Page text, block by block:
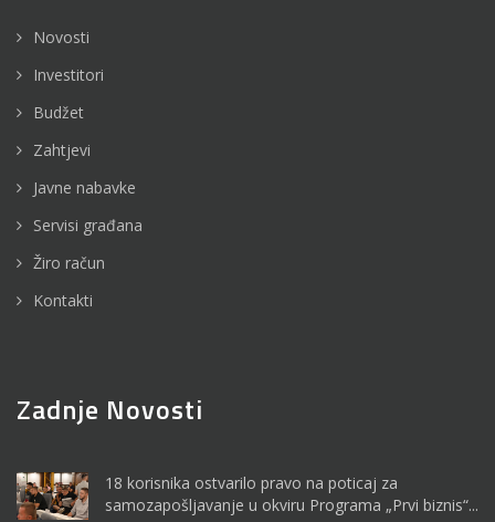
Novosti
Investitori
Budžet
Zahtjevi
Javne nabavke
Servisi građana
Žiro račun
Kontakti
Zadnje Novosti
18 korisnika ostvarilo pravo na poticaj za
samozapošljavanje u okviru Programa „Prvi biznis“...